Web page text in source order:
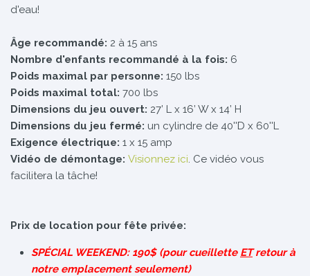
d'eau!
Âge recommandé: 2 à 15 ans
Nombre d'enfants recommandé à la fois: 6
Poids maximal par personne: 150 lbs
Poids maximal total: 700 lbs
Dimensions du jeu ouvert: 27’ L x 16’ W x 14’ H
Dimensions du jeu fermé: un cylindre de 40''D x 60''L
Exigence électrique: 1 x 15 amp
Vidéo de démontage: Visionnez ici. Ce vidéo vous
facilitera la tâche!
Prix de location pour fête privée:
SPÉCIAL WEEKEND: 190$ (pour cueillette ETretour à
notre emplacement seulement)